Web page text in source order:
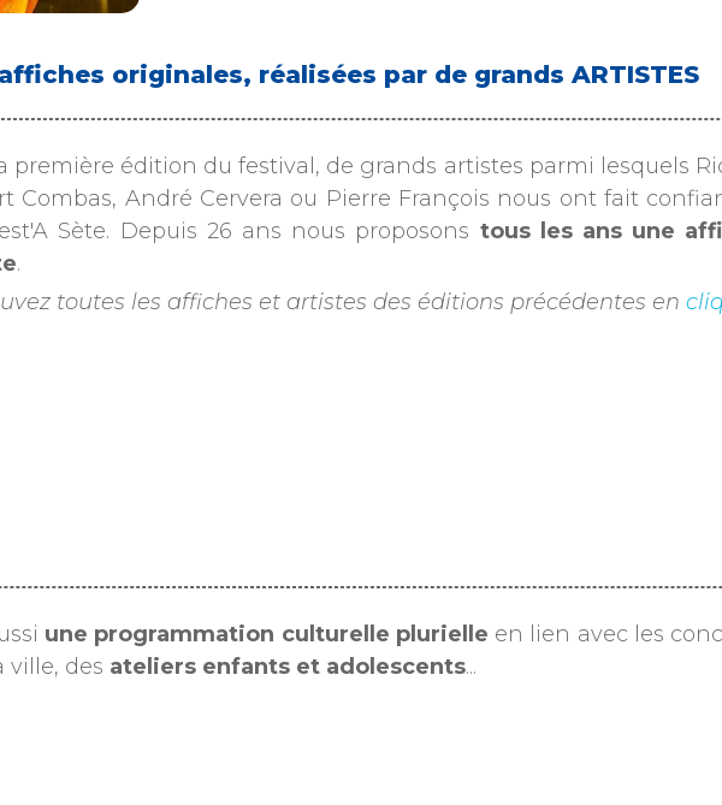
originales, réalisées par de grands ARTISTES
première édition du festival, de grands artistes parmi lesquels
Combas, André Cervera ou Pierre François nous ont fait
Sète. Depuis 26 ans nous proposons tous les ans une
.
toutes les affiches et artistes des éditions précédentes en
une programmation culturelle plurielle en lien avec les
ville, des ateliers enfants et adolescents...